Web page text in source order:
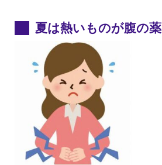
夏は熱いものが腹の薬